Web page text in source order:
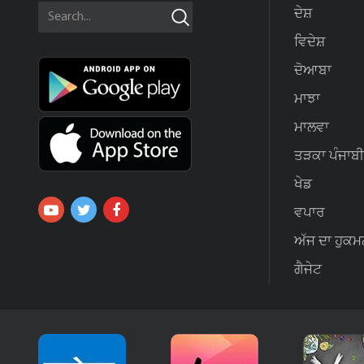
ਦੇਸ਼
ਵਿਦੇਸ਼
ਦੋਆਬਾ
ਮਾਝਾ
ਮਾਲਵਾ
ਤੜਕਾ ਪੰਜਾਬੀ
ਖੇਡ
ਵਪਾਰ
ਅੱਜ ਦਾ
ਗੈਜੇਟ